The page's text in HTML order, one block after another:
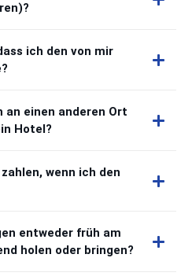
ich den von mir
an einen anderen Ort
Hotel?
wenn ich den
entweder früh am
holen oder bringen?